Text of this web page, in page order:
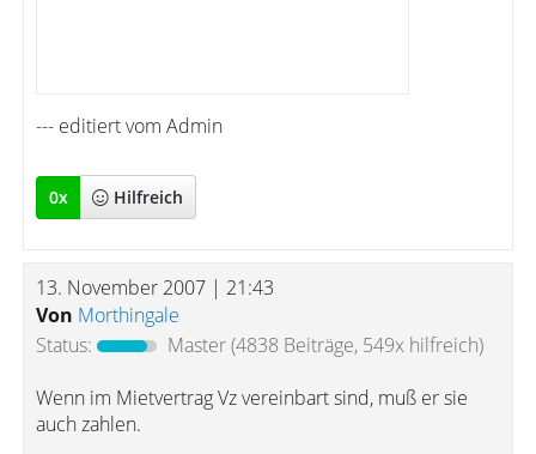
--- editiert vom Admin
0x Hilfreich
13. November 2007 | 21:43
Von Morthingale
Status:
Master(4838 Beiträge, 549x hilfreich)
Wenn im Mietvertrag Vz vereinbart sind, muß er sie
auch zahlen.